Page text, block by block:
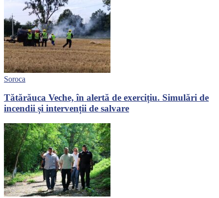
Soroca
Tătărăuca Veche, în alertă de exercițiu. Simulări de
incendii și intervenții de salvare